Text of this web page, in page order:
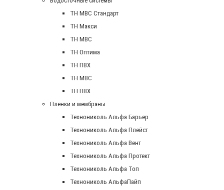
TH MBC Стандарт
TH Макси
TH МВС
TH Оптима
TH ПВХ
ТН МВС
ТН ПВХ
Пленки и мембраны
Технониколь Альфа Барьер
Технониколь Альфа Плейст
Технониколь Альфа Вент
Технониколь Альфа Протект
Технониколь Альфа Топ
Технониколь АльфаПайп